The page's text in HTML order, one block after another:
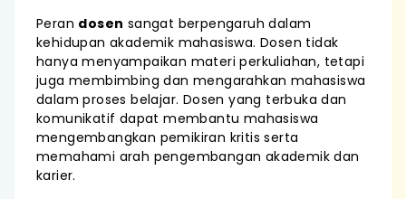
Peran dosen sangat berpengaruh dalam
kehidupan akademik mahasiswa. Dosen tidak
hanya menyampaikan materi perkuliahan, tetapi
juga membimbing dan mengarahkan mahasiswa
dalam proses belajar. Dosen yang terbuka dan
komunikatif dapat membantu mahasiswa
mengembangkan pemikiran kritis serta
memahami arah pengembangan akademik dan
karier.